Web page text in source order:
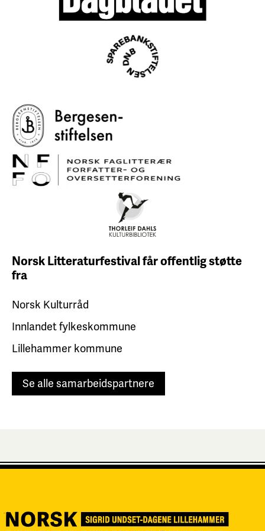
Norsk Litteraturfestival fåroffentlig støtte
fra
Norsk Kulturråd
Innlandet fylkeskommune
Lillehammer kommune
Se alle samarbeidspartnere